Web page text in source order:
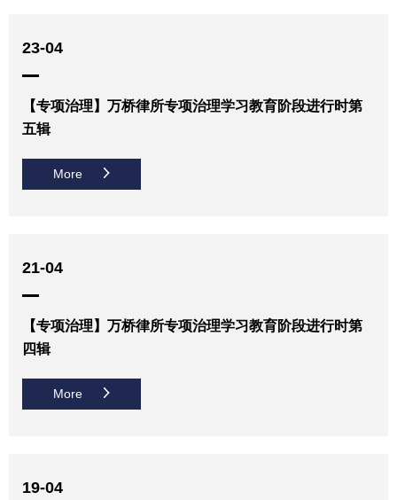
23-04
【专项治理】万桥律所专项治理学习教育阶段进行时第
五辑
More
21-04
【专项治理】万桥律所专项治理学习教育阶段进行时第
四辑
More
19-04